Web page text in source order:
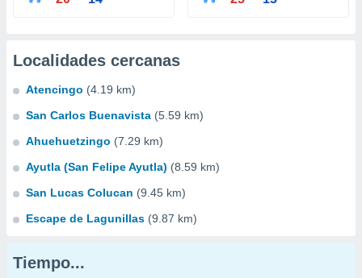
Localidades cercanas
Atencingo (4.19 km)
San Carlos Buenavista (5.59 km)
Ahuehuetzingo (7.29 km)
Ayutla (San Felipe Ayutla) (8.59 km)
San Lucas Colucan (9.45 km)
Escape de Lagunillas (9.87 km)
Tiempo...